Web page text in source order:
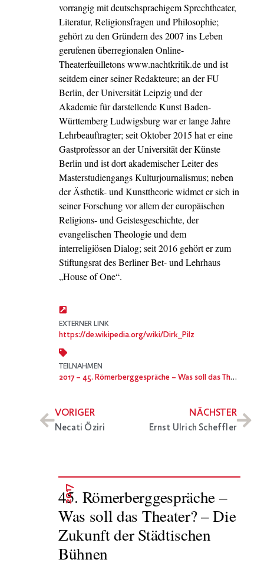
vorrangig mit deutschsprachigem Sprechtheater,
Literatur, Religionsfragen und Philosophie;
gehört zu den Gründern des 2007 ins Leben
gerufenen überregionalen Online-
Theaterfeuilletons www.nachtkritik.de und ist
seitdem einer seiner Redakteure; an der FU
Berlin, der Universität Leipzig und der
Akademie für darstellende Kunst Baden-
Württemberg Ludwigsburg war er lange Jahre
Lehrbeauftragter; seit Oktober 2015 hat er eine
Gastprofessor an der Universität der Künste
Berlin und ist dort akademischer Leiter des
Masterstudiengangs Kulturjournalismus; neben
der Ästhetik- und Kunsttheorie widmet er sich in
seiner Forschung vor allem der europäischen
Religions- und Geistesgeschichte, der
evangelischen Theologie und dem
interreligiösen Dialog; seit 2016 gehört er zum
Stiftungsrat des Berliner Bet- und Lehrhaus
„House of One“.
EXTERNER LINK
https://de.wikipedia.org/wiki/Dirk_Pilz
TEILNAHMEN
2017 – 45. Römerberggespräche – Was soll das Theater? – Die Zukunft der Städtischen Bühnen
VORIGER
Necati Öziri
NÄCHSTER
Ernst Ulrich Scheffler
2017
45. Römerberggespräche –
Was soll das Theater? – Die
Zukunft der Städtischen
Bühnen